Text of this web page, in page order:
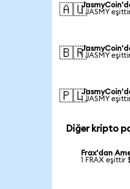
🇦🇺1 JASMY
🇧🇷1 JASMY
🇵🇱1 JASMY
Diğer kripto
Frax'dan
1 FRAX eşittir